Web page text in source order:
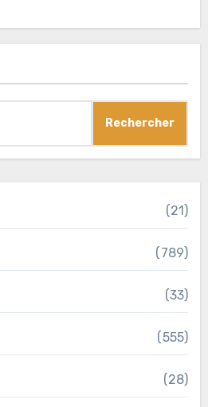
Rechercher
(21)
(789)
(33)
(555)
(28)